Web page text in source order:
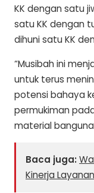
KK dengan satu
satu KK dengan
dihuni satu KK
“Musibah ini
untuk terus
potensi bahaya
permukiman
material
Baca juga:
Kinerja